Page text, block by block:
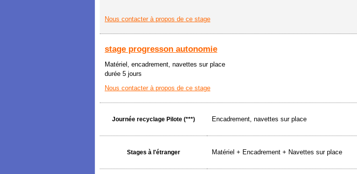
Nous contacter à propos de ce stage
stage progresson autonomie
Matériel, encadrement, navettes sur place
durée 5 jours
Nous contacter à propos de ce stage
Journée recyclage Pilote (***) Encadrement, navettes sur place
Stages à l'étranger Matériel + Encadrement + Navettes sur place